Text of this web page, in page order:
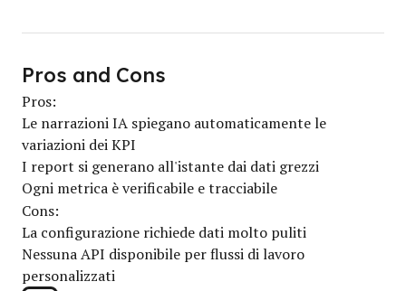
Pros and Cons
Pros:
Le narrazioni IA spiegano automaticamente le
variazioni dei KPI
I report si generano all'istante dai dati grezzi
Ogni metrica è verificabile e tracciabile
Cons:
La configurazione richiede dati molto puliti
Nessuna API disponibile per flussi di lavoro
personalizzati